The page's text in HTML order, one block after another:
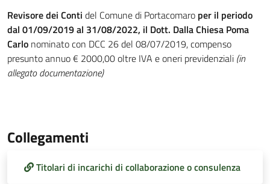
Revisore dei Conti del Comune di Portacomaro per il periodo
dal 01/09/2019 al 31/08/2022, il Dott. Dalla Chiesa Poma
Carlo nominato con DCC 26 del 08/07/2019, compenso
presunto annuo € 2000,00 oltre IVA e oneri previdenziali (in
allegato documentazione)
Collegamenti
Titolari di incarichi di collaborazione o consulenza